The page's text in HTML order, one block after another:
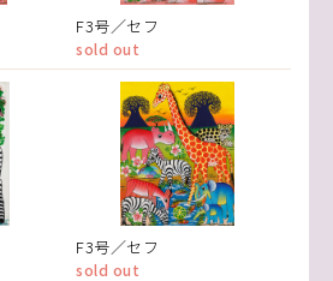
F3号／セフ
sold out
F3号／セフ
sold out